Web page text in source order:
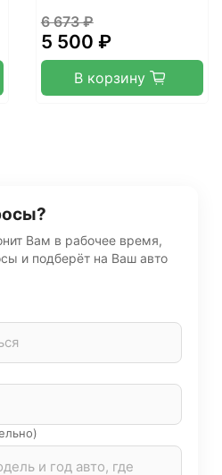
6 673 ₽
5 500 ₽
В корзину
Вам в рабочее время,
и подберёт на Ваш авто